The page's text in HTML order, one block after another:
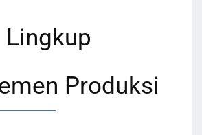
Lingkup
Produksi